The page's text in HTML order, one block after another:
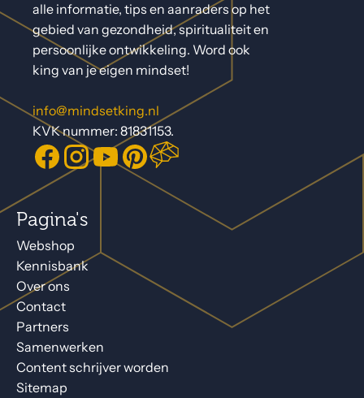
alle informatie, tips en aanraders op het
gebied van gezondheid, spiritualiteit en
persoonlijke ontwikkeling. Word ook
king van je eigen mindset!
info@mindsetking.nl
KVK nummer: 81831153.
Pagina's
Webshop
Kennisbank
Over ons
Contact
Partners
Samenwerken
Content schrijver worden
Sitemap